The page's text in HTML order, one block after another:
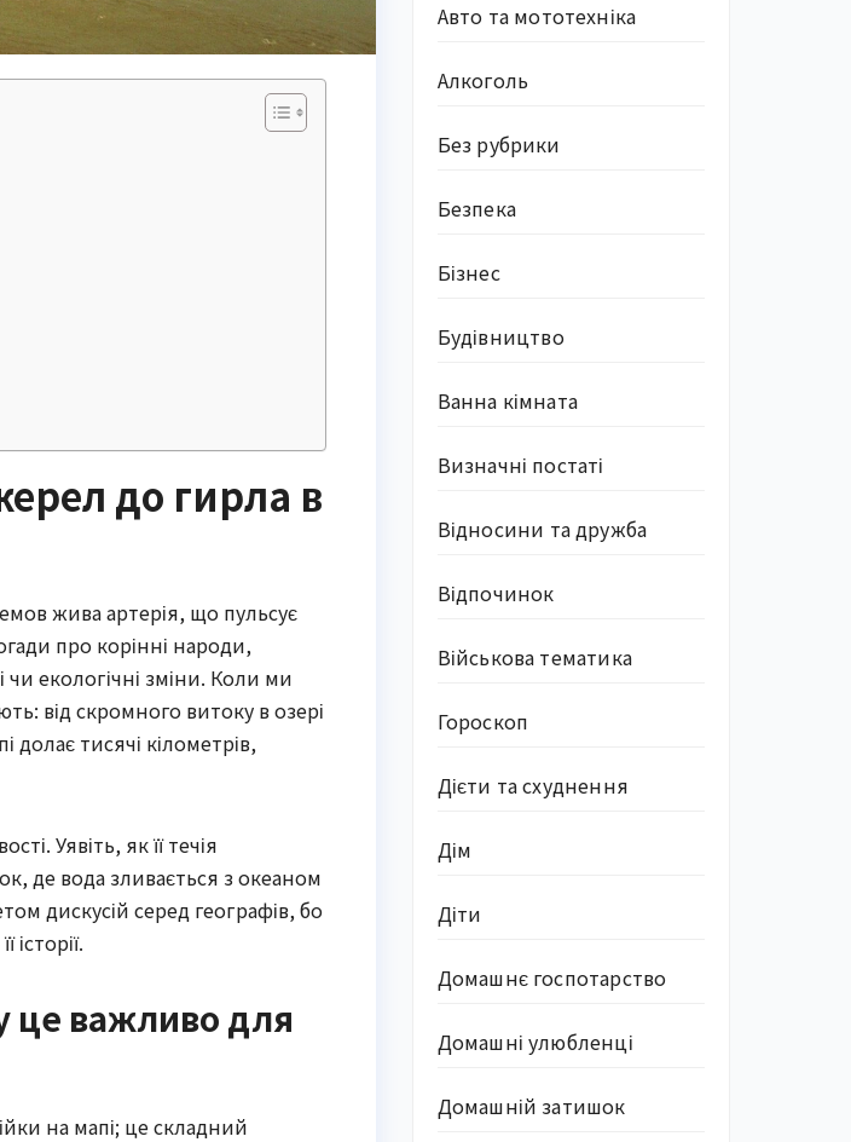
до гирла в
жива артерія, що пульсує
про корінні народи,
чи екологічні зміни. Коли ми
від скромного витоку в озері
долає тисячі кілометрів,
Уявіть, як її течія
де вода зливається з океаном
дискусій серед географів, бо
це важливо для
на мапі; це складний
Авто та мототехніка
Алкоголь
Без рубрики
Безпека
Бізнес
Будівництво
Ванна кімната
Визначні постаті
Відносини та дружба
Відпочинок
Військова тематика
Гороскоп
Дієти та схуднення
Дім
Діти
Домашнє госпотарство
Домашні улюбленці
Домашній затишок